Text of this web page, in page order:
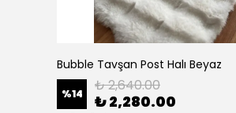
Bubble Tavşan Post Halı Beyaz
%14 ₺ 2,640.00
₺ 2,280.00